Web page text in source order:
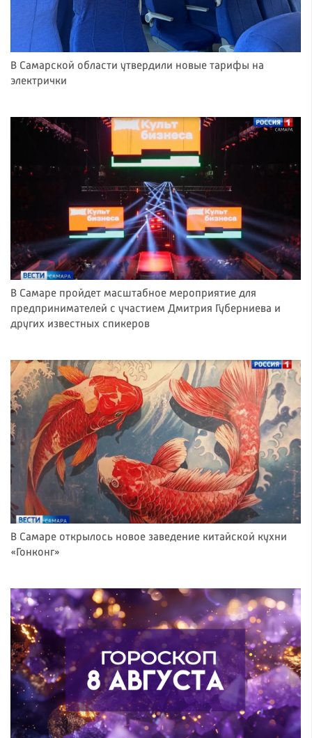
В Самарской области утвердили новые тарифы на
электрички
В Самаре пройдет масштабное мероприятие для
предпринимателей с участием Дмитрия Губерниева и
других известных спикеров
В Самаре открылось новое заведение китайской кухни
«Гонконг»